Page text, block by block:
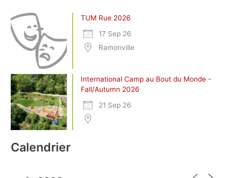
TUM Rue 2026
17 Sep 26
Ramonville
International Camp au Bout du Monde -
Fall/Autumn 2026
21 Sep 26
Calendrier